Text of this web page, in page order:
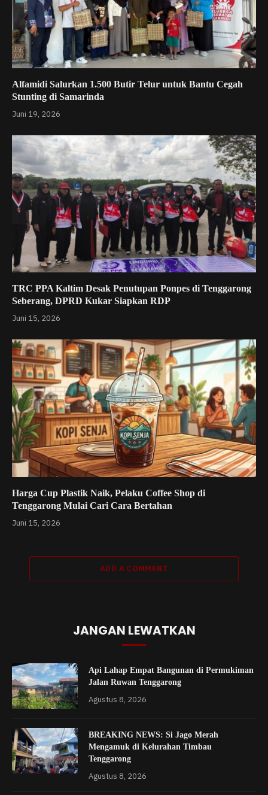
Alfamidi Salurkan 1.500 Butir Telur untuk Bantu Cegah
Stunting di Samarinda
Juni 19, 2026
TRC PPA Kaltim Desak Penutupan Ponpes di Tenggarong
Seberang, DPRD Kukar Siapkan RDP
Juni 15, 2026
Harga Cup Plastik Naik, Pelaku Coffee Shop di
Tenggarong Mulai Cari Cara Bertahan
Juni 15, 2026
ADD A COMMENT
JANGAN LEWATKAN
Api Lahap Empat Bangunan di Permukiman
Jalan Ruwan Tenggarong
Agustus 8, 2026
BREAKING NEWS: Si Jago Merah
Mengamuk di Kelurahan Timbau
Tenggarong
Agustus 8, 2026